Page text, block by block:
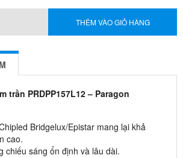
THÊM VÀO GIỎ HÀNG
trần PRDPP157L12 – Paragon
Bridgelux/Epistar mang lại khả
cao.
chiếu sáng ổn định và lâu dài.